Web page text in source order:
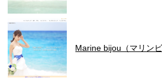
Marine bijou（マリンビ